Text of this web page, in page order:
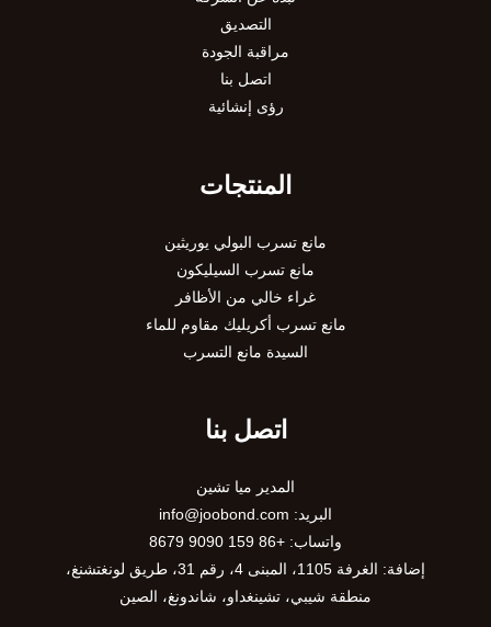
التصديق
مراقبة الجودة
اتصل بنا
رؤى إنشائية
المنتجات
مانع تسرب البولي يوريثين
مانع تسرب السيليكون
غراء خالي من الأظافر
مانع تسرب أكريليك مقاوم للماء
السيدة مانع التسرب
اتصل بنا
المدير ميا تشين
البريد: info@joobond.com
واتساب:+86 159 9090 8679
إضافة: الغرفة 1105، المبنى 4، رقم 31، طريق لونغتشنغ،
منطقة شيبي، تشينغداو، شاندونغ، الصين